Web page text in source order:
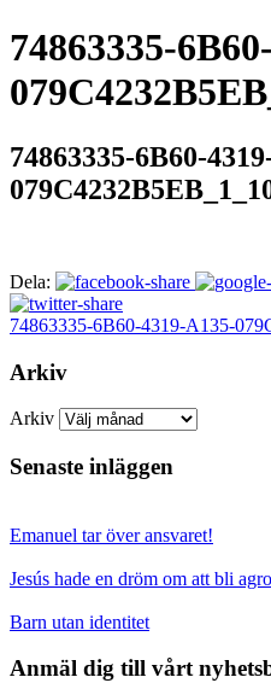
74863335-
74863335-6B60-
Dela:
74863335-6B60-4319-A135-
Arkiv
Arkiv
Senaste inläggen
Emanuel tar över ansvaret!
Jesús hade en dröm om att bli
Barn utan identitet
Anmäl dig till vårt